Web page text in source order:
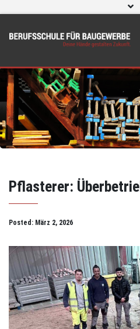
Pflasterer:
Posted: März 2, 2026